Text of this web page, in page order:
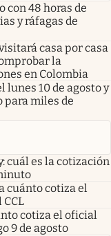
con 48 horas de
y ráfagas de
casa por casa
la
en Colombia
lunes 10 de agosto y
para miles de
cuál es la cotización
cuánto cotiza el
cotiza el oficial
9 de agosto